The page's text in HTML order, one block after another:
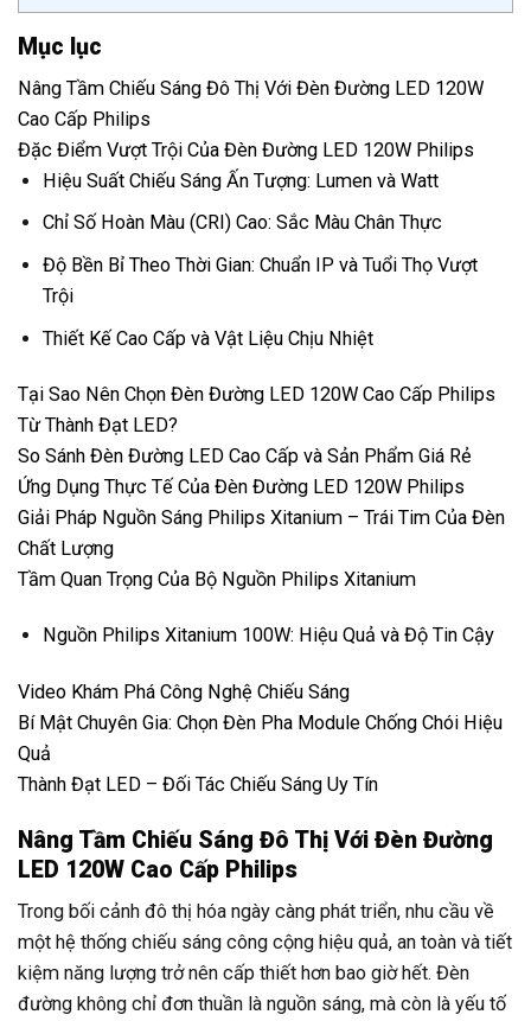
Mục lục
Nâng Tầm Chiếu Sáng Đô Thị Với Đèn Đường LED 120W
Cao Cấp Philips
Đặc Điểm Vượt Trội Của Đèn Đường LED 120W Philips
Hiệu Suất Chiếu Sáng Ấn Tượng: Lumen và Watt
Chỉ Số Hoàn Màu (CRI) Cao: Sắc Màu Chân Thực
Độ Bền Bỉ Theo Thời Gian: Chuẩn IP và Tuổi Thọ Vượt
Trội
Thiết Kế Cao Cấp và Vật Liệu Chịu Nhiệt
Tại Sao Nên Chọn Đèn Đường LED 120W Cao Cấp Philips
Từ Thành Đạt LED?
So Sánh Đèn Đường LED Cao Cấp và Sản Phẩm Giá Rẻ
Ứng Dụng Thực Tế Của Đèn Đường LED 120W Philips
Giải Pháp Nguồn Sáng Philips Xitanium – Trái Tim Của Đèn
Chất Lượng
Tầm Quan Trọng Của Bộ Nguồn Philips Xitanium
Nguồn Philips Xitanium 100W: Hiệu Quả và Độ Tin Cậy
Video Khám Phá Công Nghệ Chiếu Sáng
Bí Mật Chuyên Gia: Chọn Đèn Pha Module Chống Chói Hiệu
Quả
Thành Đạt LED – Đối Tác Chiếu Sáng Uy Tín
Nâng Tầm Chiếu Sáng Đô Thị Với Đèn Đường
LED 120W Cao Cấp Philips
Trong bối cảnh đô thị hóa ngày càng phát triển, nhu cầu về
một hệ thống chiếu sáng công cộng hiệu quả, an toàn và tiết
kiệm năng lượng trở nên cấp thiết hơn bao giờ hết. Đèn
đường không chỉ đơn thuần là nguồn sáng, mà còn là yếu tố